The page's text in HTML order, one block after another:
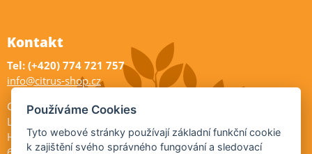
Kontakt
Tel: (+420) 774 721 757
info@citrus-shop.cz
Citrus shop zahradnictví
Legionářů 2
Hodonín
Používáme Cookies
Tyto webové stránky používají základní funkční cookie
k zajištění svého správného fungování a sledovací